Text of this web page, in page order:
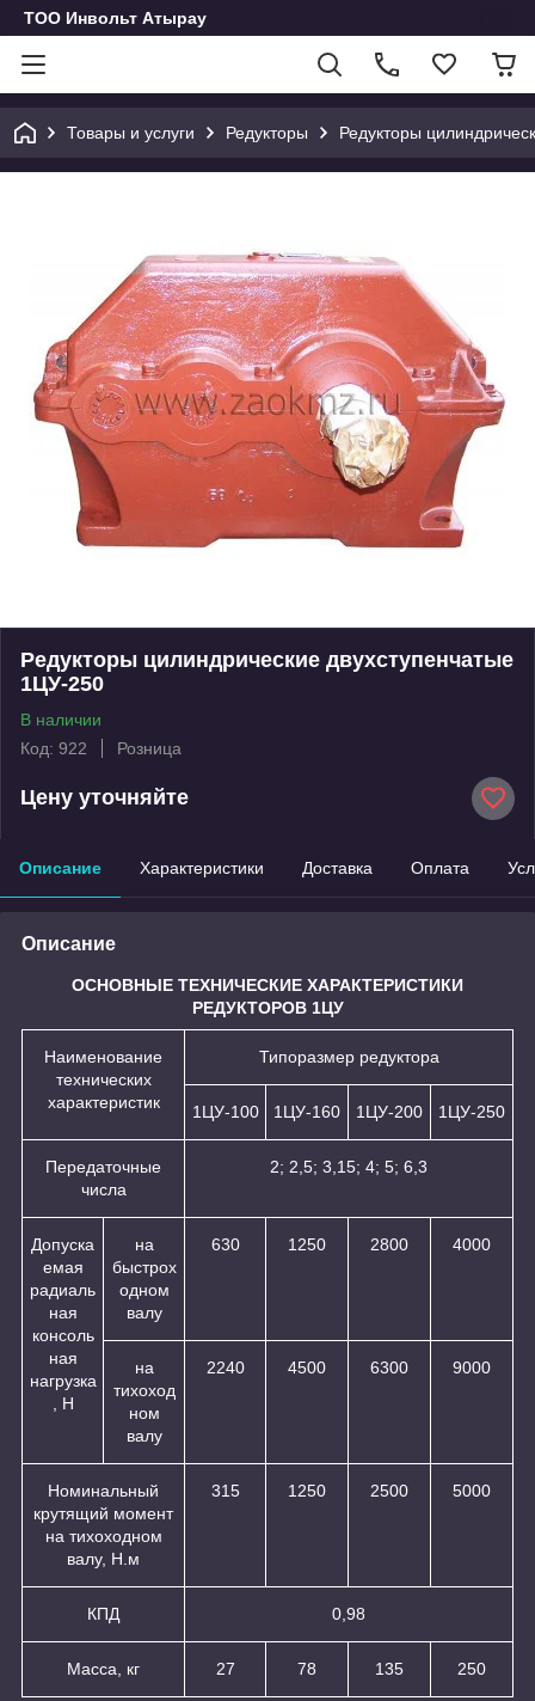
ТОО Инвольт Атырау
Товары и услуги Редукторы Редукторы
Редукторы цилиндрические двухступенчатые
1ЦУ-250
В наличии
Код: 922
Розница
Цену уточняйте
Описание Характеристики Доставка Оплата
Описание
ОСНОВНЫЕ ТЕХНИЧЕСКИЕ ХАРАКТЕРИСТИКИ
РЕДУКТОРОВ 1ЦУ
Наименование
технических
характеристик
Типоразмер редуктора
1ЦУ-100 1ЦУ-160 1ЦУ-200 1ЦУ-250
Передаточные
числа
2; 2,5; 3,15; 4; 5; 6,3
Допуска
емая
радиаль
ная
консоль
ная
нагрузка
, Н
на
быстрох
одном
валу
630 1250 2800 4000
на
тихоход
ном
валу
2240 4500 6300 9000
Номинальный
крутящий момент
на тихоходном
валу, Н.м
315 1250 2500 5000
КПД 0,98
Масса, кг 27 78 135 250